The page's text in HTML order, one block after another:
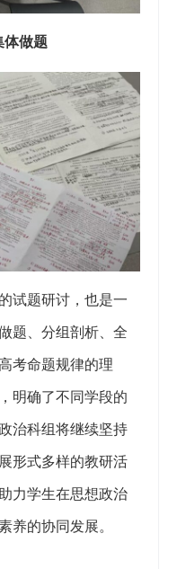
体做题
题研讨，也是一
题、分组剖析、全
考命题规律的理
明确了不同学段的
治科组将继续坚持
形式多样的教研活
力学生在思想政治
养的协同发展。